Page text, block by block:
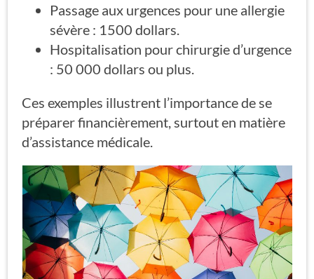
Passage aux urgences pour une allergie
sévère : 1500 dollars.
Hospitalisation pour chirurgie d’urgence
: 50 000 dollars ou plus.
Ces exemples illustrent l’importance de se
préparer financièrement, surtout en matière
d’assistance médicale.